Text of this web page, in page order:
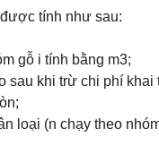
tính như sau:
gỗ i tính bằng m3;
sau khi trừ chi phí
loại (n chạy theo